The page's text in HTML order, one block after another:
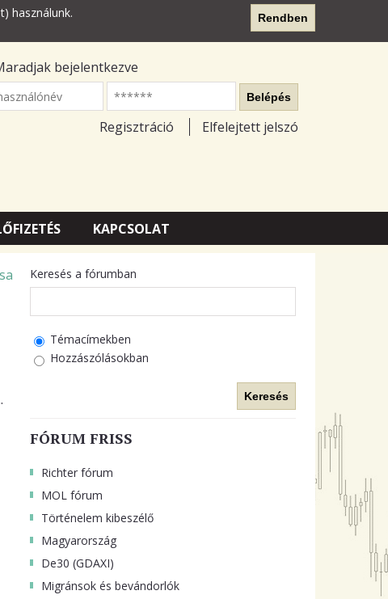
használunk.
Rendben
bejelentkezve
Belépés
Regisztráció Elfelejtett jelszó
KAPCSOLAT
Keresés a fórumban
Témacímekben
Hozzászólásokban
Keresés
FÓRUM FRISS
Richter fórum
MOL fórum
Történelem kibeszélő
Magyarország
De30 (GDAXI)
Migránsok és bevándorlók